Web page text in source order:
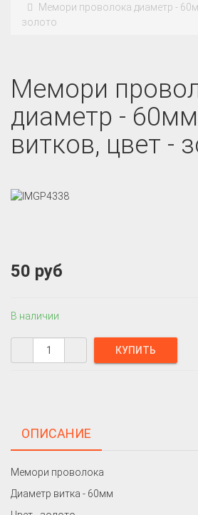
Мемори проволока диаметр -
золото
Мемори
диаметр -
витков, цвет -
50 руб
В наличии
ОПИСАНИЕ
Мемори проволока
Диаметр витка - 60мм